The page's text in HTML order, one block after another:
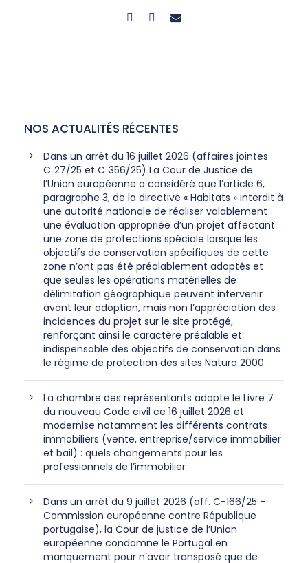
NOS ACTUALITÉS RÉCENTES
Dans un arrêt du 16 juillet 2026 (affaires jointes
C‑27/25 et C‑356/25) La Cour de Justice de
l’Union européenne a considéré que l’article 6,
paragraphe 3, de la directive « Habitats » interdit à
une autorité nationale de réaliser valablement
une évaluation appropriée d’un projet affectant
une zone de protections spéciale lorsque les
objectifs de conservation spécifiques de cette
zone n’ont pas été préalablement adoptés et
que seules les opérations matérielles de
délimitation géographique peuvent intervenir
avant leur adoption, mais non l’appréciation des
incidences du projet sur le site protégé,
renforçant ainsi le caractère préalable et
indispensable des objectifs de conservation dans
le régime de protection des sites Natura 2000
La chambre des représentants adopte le Livre 7
du nouveau Code civil ce 16 juillet 2026 et
modernise notamment les différents contrats
immobiliers (vente, entreprise/service immobilier
et bail) : quels changements pour les
professionnels de l’immobilier
Dans un arrêt du 9 juillet 2026 (aff. C-166/25 –
Commission européenne contre République
portugaise), la Cour de justice de l’Union
européenne condamne le Portugal en
manquement pour n’avoir transposé que de